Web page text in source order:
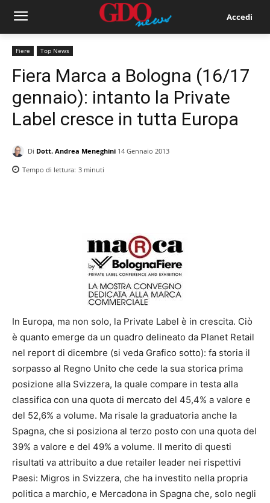
Accedi
Fiere Top News
Fiera Marca a Bologna (16/17
gennaio): intanto la Private
Label cresce in tutta Europa
Di Dott. Andrea Meneghini 14 Gennaio 2013
Tempo di lettura: 3 minuti
In Europa, ma non solo, la Private Label è in crescita. Ciò
è quanto emerge da un quadro delineato da Planet Retail
nel report di dicembre (si veda Grafico sotto): fa storia il
sorpasso al Regno Unito che cede la sua storica prima
posizione alla Svizzera, la quale compare in testa alla
classifica con una quota di mercato del 45,4% a valore e
del 52,6% a volume. Ma risale la graduatoria anche la
Spagna, che si posiziona al terzo posto con una quota del
39% a valore e del 49% a volume. Il merito di questi
risultati va attribuito a due retailer leader nei rispettivi
Paesi: Migros in Svizzera, che ha investito nella propria
politica a marchio, e Mercadona in Spagna che, solo negli